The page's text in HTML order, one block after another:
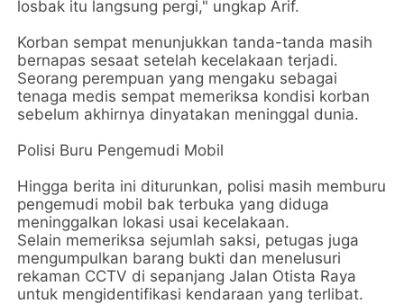
losbak itu langsung pergi," ungkap Arif.
Korban sempat menunjukkan tanda-tanda masih
bernapas sesaat setelah kecelakaan terjadi.
Seorang perempuan yang mengaku sebagai
tenaga medis sempat memeriksa kondisi korban
sebelum akhirnya dinyatakan meninggal dunia.
Polisi Buru Pengemudi Mobil
Hingga berita ini diturunkan, polisi masih memburu
pengemudi mobil bak terbuka yang diduga
meninggalkan lokasi usai kecelakaan.
Selain memeriksa sejumlah saksi, petugas juga
mengumpulkan barang bukti dan menelusuri
rekaman CCTV di sepanjang Jalan Otista Raya
untuk mengidentifikasi kendaraan yang terlibat.